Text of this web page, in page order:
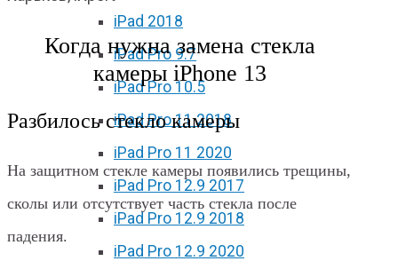
iPad 2018
iPad Pro 9.7
iPad Pro 10.5
iPad Pro 11 2018
iPad Pro 11 2020
iPad Pro 12.9 2017
iPad Pro 12.9 2018
iPad Pro 12.9 2020
Когда нужна замена стекла
камеры iPhone 13
Разбилось стекло камеры
На защитном стекле камеры появились трещины,
сколы или отсутствует часть стекла после
падения.